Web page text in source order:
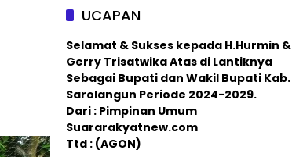
UCAPAN
Selamat & Sukses kepada H.Hurmin &
Gerry Trisatwika Atas di Lantiknya
Sebagai Bupati dan Wakil Bupati Kab.
Sarolangun Periode 2024-2029.
Dari : Pimpinan Umum
Suararakyatnew.com
Ttd : (AGON)